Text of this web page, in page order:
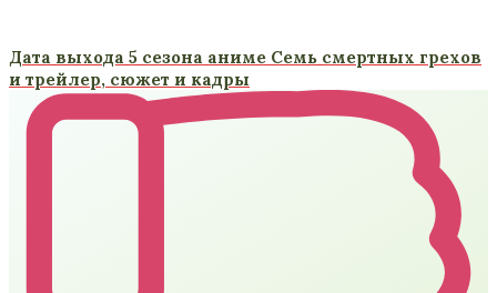
Дата выхода 5 сезона аниме Семь смертных грехов
и трейлер, сюжет и кадры